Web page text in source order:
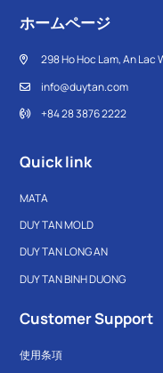
ホームページ
298 Ho Hoc Lam, An Lac
info@duytan.com
+84 28 3876 2222
Quick link
MATA
DUY TAN MOLD
DUY TAN LONG AN
DUY TAN BINH DUONG
Customer Support
使用条項